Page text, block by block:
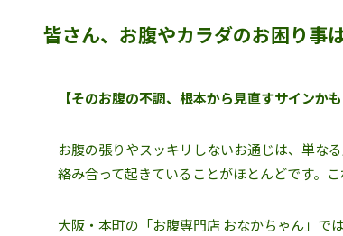
皆さん、お腹やカラダのお困り事
【そのお腹の不調、根本から見直すサインかも
お腹の張りやスッキリしないお通じは、単な
絡み合って起きていることがほとんどです。
大阪・本町の「お腹専門店 おなかちゃん」で